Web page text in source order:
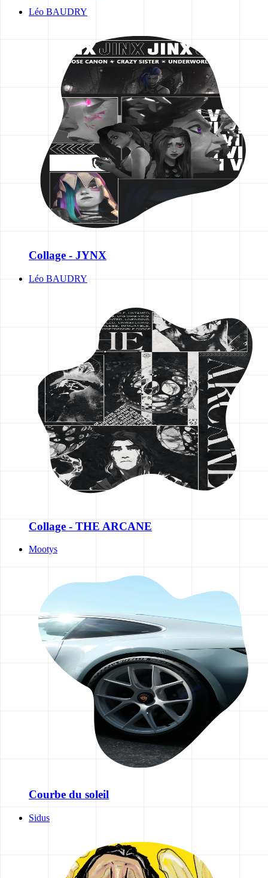
Léo BAUDRY
Collage - JYNX
Léo BAUDRY
Collage - THE ARCANE
Mootys
Courbe du soleil
Sidus